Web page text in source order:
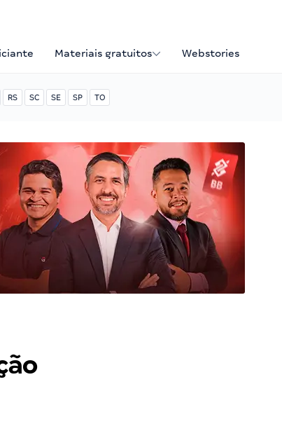
Materiais gratuitos Webstories
RS SC SE SP TO